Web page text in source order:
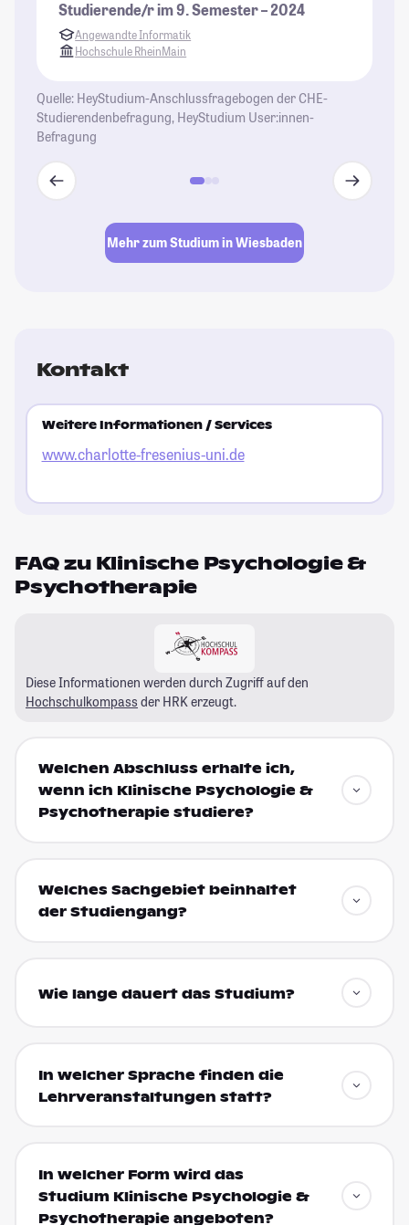
Studierende/r im 9. Semester – 2024
Angewandte Informatik
Hochschule RheinMain
Quelle: HeyStudium-Anschlussfragebogen der CHE-
Studierendenbefragung, HeyStudium User:innen-
Befragung
Mehr zum Studium in Wiesbaden
Kontakt
Weitere Informationen / Services
www.charlotte-fresenius-uni.de
FAQ zu Klinische Psychologie &
Psychotherapie
Diese Informationen werden durch Zugriff auf den
Hochschulkompass der HRK erzeugt.
Welchen Abschluss erhalte ich,
wenn ich Klinische Psychologie &
Psychotherapie studiere?
Welches Sachgebiet beinhaltet
der Studiengang?
Wie lange dauert das Studium?
In welcher Sprache finden die
Lehrveranstaltungen statt?
In welcher Form wird das
Studium Klinische Psychologie &
Psychotherapie angeboten?